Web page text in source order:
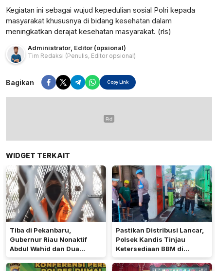
Kegiatan ini sebagai wujud kepedulian sosial Polri kepada
masyarakat khususnya di bidang kesehatan dalam
meningkatkan derajat kesehatan masyarakat. (rls)
Administrator, Editor (opsional)
Tim Redaksi (Penulis, Editor opsional)
Bagikan Copy Link
WIDGET TERKAIT
Tiba di Pekanbaru,
Gubernur Riau Nonaktif
Abdul Wahid dan Dua
Tersangka, Langsung
Digiring ke Rutan
Pastikan Distribusi Lancar,
Polsek Kandis Tinjau
Ketersediaan BBM di
Sejumlah SPBU